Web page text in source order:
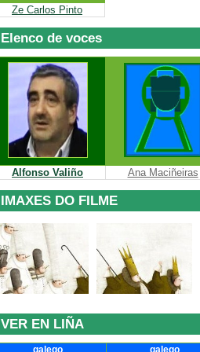
Ze Carlos Pinto
Elenco de voces
Alfonso Valiño Ana Maciñeiras
IMAXES DO FILME
VER EN LIÑA
galego galego